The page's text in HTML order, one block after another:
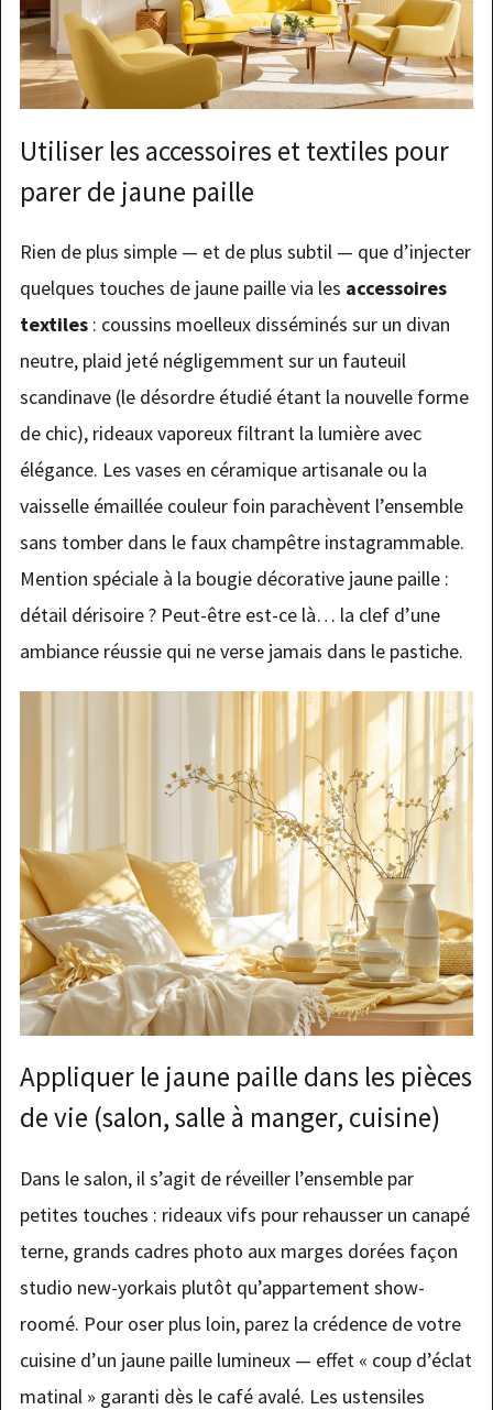
Utiliser les accessoires et textiles pour
parer de jaune paille
Rien de plus simple — et de plus subtil — que d’injecter
quelques touches de jaune paille via les accessoires
textiles: coussins moelleux disséminés sur un divan
neutre, plaid jeté négligemment sur un fauteuil
scandinave (le désordre étudié étant la nouvelle forme
de chic), rideaux vaporeux filtrant la lumière avec
élégance. Les vases en céramique artisanale ou la
vaisselle émaillée couleur foin parachèvent l’ensemble
sans tomber dans le faux champêtre instagrammable.
Mention spéciale à la bougie décorative jaune paille :
détail dérisoire ? Peut-être est-ce là… la clef d’une
ambiance réussie qui ne verse jamais dans le pastiche.
Appliquer le jaune paille dans les pièces
de vie (salon, salle à manger, cuisine)
Dans le salon, il s’agit de réveiller l’ensemble par
petites touches : rideaux vifs pour rehausser un canapé
terne, grands cadres photo aux marges dorées façon
studio new-yorkais plutôt qu’appartement show-
roomé. Pour oser plus loin, parez la crédence de votre
cuisine d’un jaune paille lumineux — effet « coup d’éclat
matinal » garanti dès le café avalé. Les ustensiles